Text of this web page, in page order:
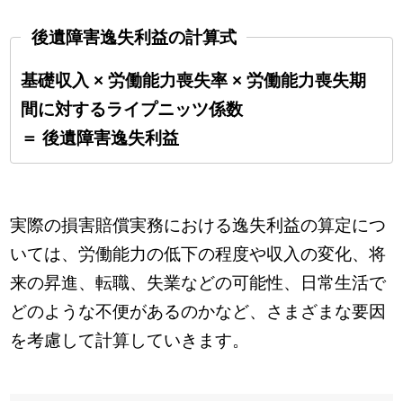
後遺障害逸失利益の計算式
基礎収入 × 労働能力喪失率 × 労働能力喪失期
間に対するライプニッツ係数
＝ 後遺障害逸失利益
実際の損害賠償実務における逸失利益の算定につ
いては、労働能力の低下の程度や収入の変化、将
来の昇進、転職、失業などの可能性、日常生活で
どのような不便があるのかなど、さまざまな要因
を考慮して計算していきます。